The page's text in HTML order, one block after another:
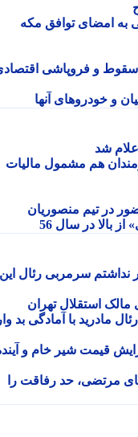
امضای توافق مکه
و فروپاشی اقتصادی
خودروهای آنها
شد
هم مشمول مالیات
تیم منصوریان
در سال 56
سرمربی رئال این
با آمادگی بد وارد
قیمت شیر خام و آینده
مرتضی، حد رفاقت را